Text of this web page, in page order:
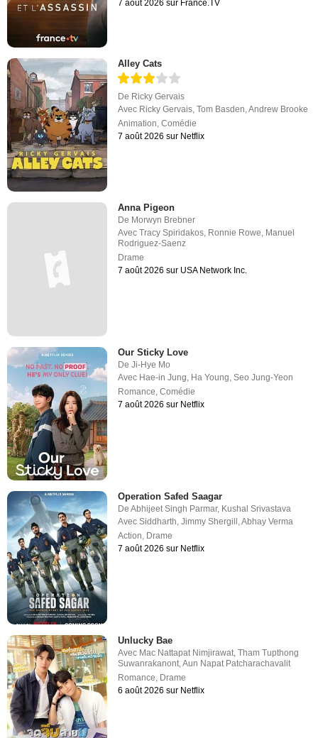
7 août 2026 sur France.TV
Alley Cats
De Ricky Gervais
Avec Ricky Gervais,Tom Basden,Andrew Brooke
Animation,Comédie
7 août 2026 sur Netflix
Anna Pigeon
De Morwyn Brebner
AvecTracy Spiridakos, Ronnie Rowe, Manuel
Rodriguez-Saenz
Drame
7 août 2026 sur USA Network Inc.
Our Sticky Love
DeJi-Hye Mo
Avec Hae-in Jung Ha Young ,Seo Jung-Yeon
Romance ,Comédie
7 août 2026 sur Netflix
Operation Safed Saagar
DeAbhijeet Singh Parmar, Kushal Srivastava
AvecSiddharth,Jimmy Shergill,Abhay Verma
Action, Drame
7 août 2026 sur Netflix
Unlucky Bae
Avec Mac Nattapat Nimjirawat,Tham Tupthong
Suwanrakanont,Aun Napat Patcharachavalit
Romance, Drame
6 août 2026 sur Netflix